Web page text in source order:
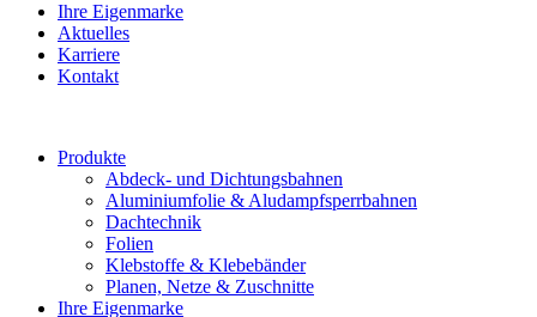
Ihre Eigenmarke
Aktuelles
Karriere
Kontakt
Produkte
Abdeck- und Dichtungsbahnen
Aluminiumfolie & Aludampfsperrbahnen
Dachtechnik
Folien
Klebstoffe & Klebebänder
Planen, Netze & Zuschnitte
Ihre Eigenmarke